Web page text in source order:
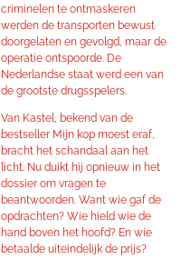
criminelen te ontmaskeren
werden de transporten bewust
doorgelaten en gevolgd, maar de
operatie ontspoorde. De
Nederlandse staat werd een van
de grootste drugsspelers.
Van Kastel, bekend van de
bestseller Mijn kop moest eraf,
bracht het schandaal aan het
licht. Nu duikt hij opnieuw in het
dossier om vragen te
beantwoorden. Want wie gaf de
opdrachten? Wie hield wie de
hand boven het hoofd? En wie
betaalde uiteindelijk de prijs?